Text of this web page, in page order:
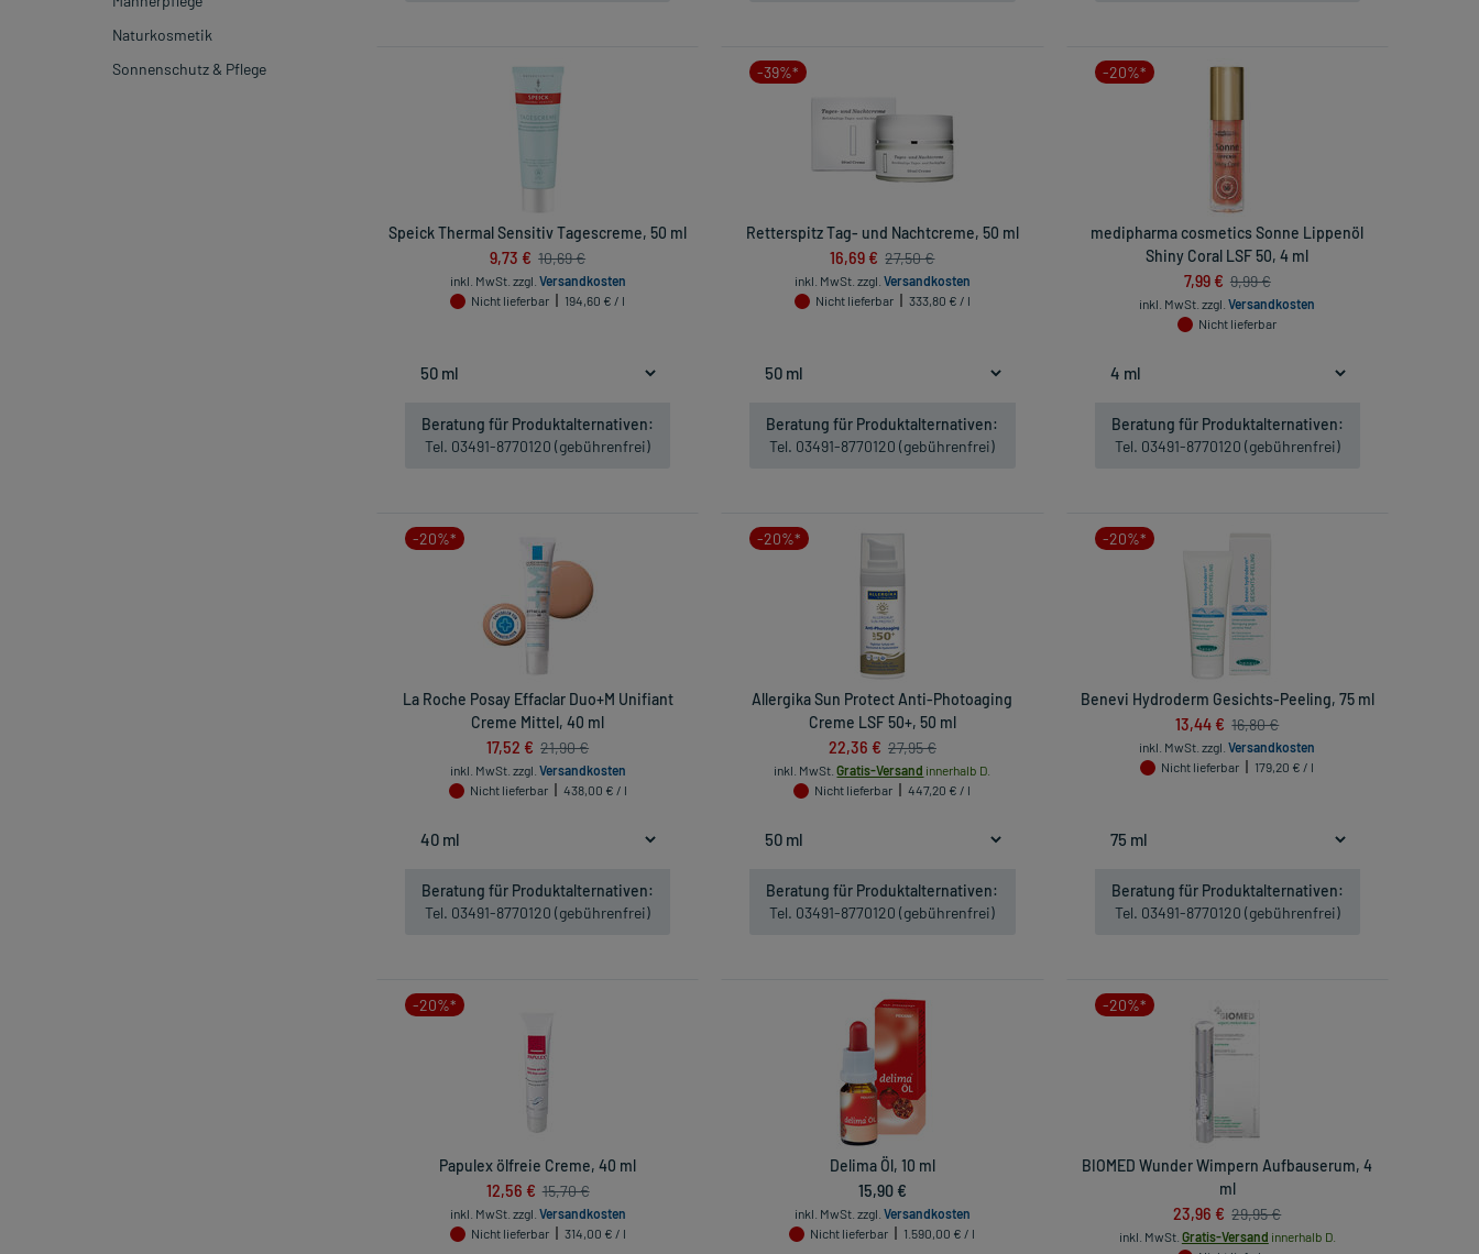
Naturkosmetik
Sonnenschutz & Pflege
Speick Thermal Sensitiv Tagescreme, 50 ml
9,73 € 10,69 €
inkl. MwSt. zzgl. Versandkosten
Nicht lieferbar
194,60 € / l
Beratung für Produktalternativen:
Tel. 03491-8770120 (gebührenfrei)
-39%*
Retterspitz Tag- und Nachtcreme, 50 ml
16,69 € 27,50 €
inkl. MwSt. zzgl. Versandkosten
Nicht lieferbar
333,80 € / l
Beratung für Produktalternativen:
Tel. 03491-8770120 (gebührenfrei)
-20%*
medipharma cosmetics Sonne Lippenöl
Shiny Coral LSF 50, 4 ml
7,99 € 9,99 €
inkl. MwSt. zzgl.Versandkosten
Nicht lieferbar
Beratung für Produktalternativen:
Tel. 03491-8770120 (gebührenfrei)
-20%*
La Roche Posay Effaclar Duo+M Unifiant
Creme Mittel, 40 ml
17,52 € 21,90 €
inkl. MwSt. zzgl. Versandkosten
Nicht lieferbar
438,00 € / l
Beratung für Produktalternativen:
Tel. 03491-8770120 (gebührenfrei)
-20%*
Allergika Sun Protect Anti-Photoaging
Creme LSF 50+, 50 ml
22,36 € 27,95 €
inkl. MwSt. Gratis-Versand innerhalb D.
Nicht lieferbar
447,20 € / l
Beratung für Produktalternativen:
Tel. 03491-8770120 (gebührenfrei)
-20%*
Benevi Hydroderm Gesichts-Peeling, 75 ml
13,44 € 16,80 €
inkl. MwSt. zzgl.Versandkosten
Nicht lieferbar
179,20 € / l
Beratung für Produktalternativen:
Tel. 03491-8770120 (gebührenfrei)
-20%*
Papulex ölfreie Creme, 40 ml
12,56 € 15,70 €
inkl. MwSt. zzgl. Versandkosten
Nicht lieferbar
314,00 € / l
Delima Öl, 10 ml
15,90 €
inkl. MwSt. zzgl. Versandkosten
Nicht lieferbar
1.590,00 € / l
-20%*
BIOMED Wunder Wimpern Aufbauserum, 4
ml
23,96 € 29,95 €
inkl. MwSt. Gratis-Versand innerhalb D.